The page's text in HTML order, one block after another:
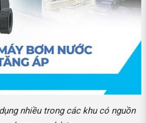
nhiều trong các khu có nguồn